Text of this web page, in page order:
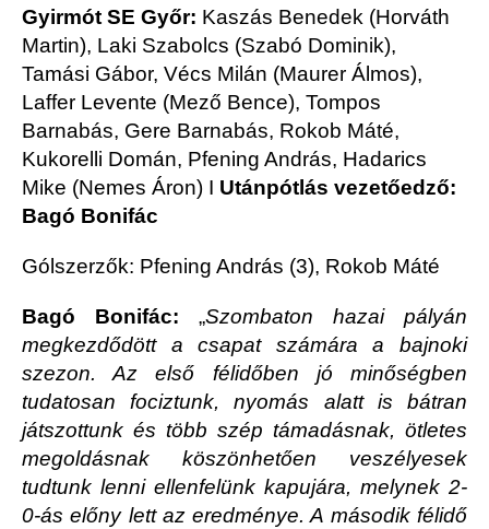
Gyirmót SE Győr: Kaszás Benedek (Horváth
Martin), Laki Szabolcs (Szabó Dominik),
Tamási Gábor, Vécs Milán (Maurer Álmos),
Laffer Levente (Mező Bence), Tompos
Barnabás, Gere Barnabás, Rokob Máté,
Kukorelli Domán, Pfening András, Hadarics
Mike (Nemes Áron) I Utánpótlás vezetőedző:
Bagó Bonifác
Gólszerzők: Pfening András (3), Rokob Máté
Bagó Bonifác: „Szombaton hazai pályán
megkezdődött a csapat számára a bajnoki
szezon. Az első félidőben jó minőségben
tudatosan fociztunk, nyomás alatt is bátran
játszottunk és több szép támadásnak, ötletes
megoldásnak köszönhetően veszélyesek
tudtunk lenni ellenfelünk kapujára, melynek 2-
0-ás előny lett az eredménye. A második félidő